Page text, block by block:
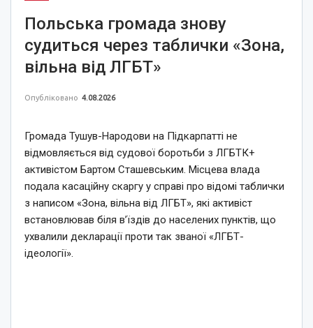
Польська громада знову
судиться через таблички «Зона,
вільна від ЛГБТ»
Опубліковано 4.08.2026
Громада Тушув-Народови на Підкарпатті не
відмовляється від судової боротьби з ЛГБТК+
активістом Бартом Сташевським. Місцева влада
подала касаційну скаргу у справі про відомі таблички
з написом «Зона, вільна від ЛГБТ», які активіст
встановлював біля в’їздів до населених пунктів, що
ухвалили декларації проти так званої «ЛГБТ-
ідеології».